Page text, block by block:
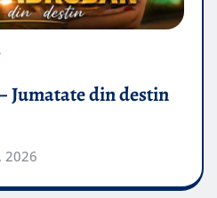
Jumatate din destin
2026